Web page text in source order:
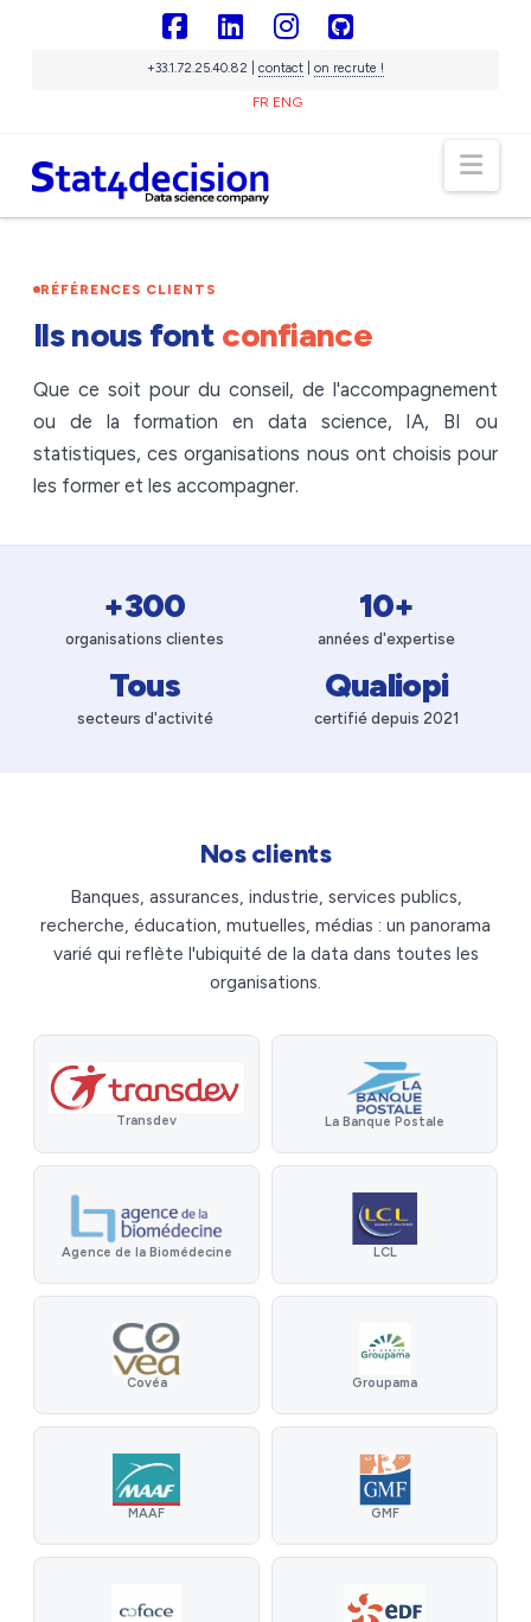
FacebookLinkedInInstagram
+33.1.72.25.40.82 | contact| on recrute !
FR ENG
RÉFÉRENCES CLIENTS
Ils nous font confiance
Que ce soit pour du conseil, de l'accompagnement
ou de la formation en data science, IA, BI ou
statistiques, ces organisations nous ont choisis pour
les former et les accompagner.
+300
organisations clientes
10+
années d'expertise
Tous
secteurs d'activité
Qualiopi
certifié depuis 2021
Nos clients
Banques, assurances, industrie, services publics,
recherche, éducation, mutuelles, médias : un panorama
varié qui reflète l'ubiquité de la data dans toutes les
organisations.
Transdev La Banque Postale
Agence de la Biomédecine LCL
Covéa Groupama
MAAF GMF
Sigma IA souveraine
En ligne
Panneau de gestion des cookies